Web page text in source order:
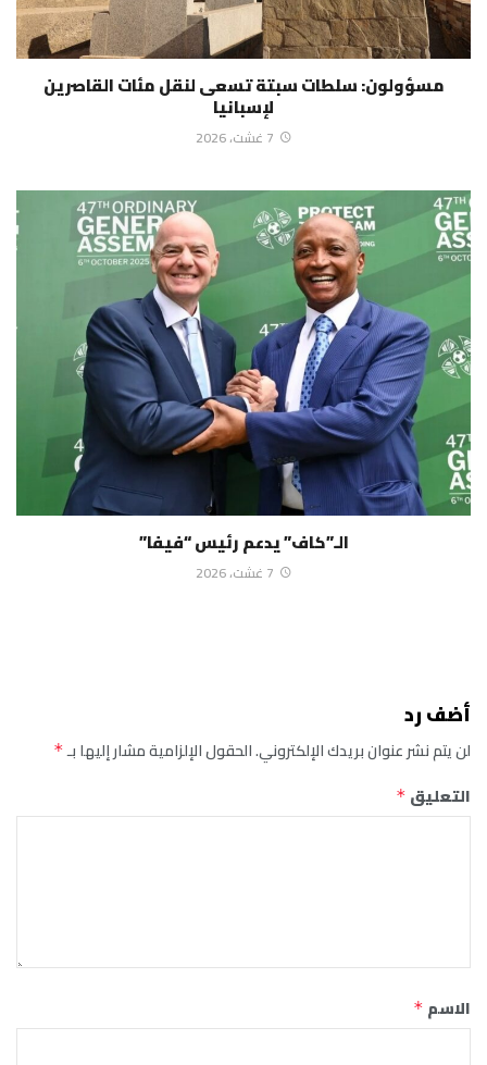
مسؤولون: سلطات سبتة تسعى لنقل مئات القاصرين
لإسبانيا
7 غشت، 2026
الـ”كاف” يدعم رئيس “فيفا”
7 غشت، 2026
أضف رد
لن يتم نشر عنوان بريدك الإلكتروني.الحقول الإلزامية مشار إليها بـ*
التعليق *
الاسم *